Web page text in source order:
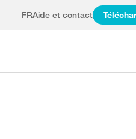
FRAide et contact